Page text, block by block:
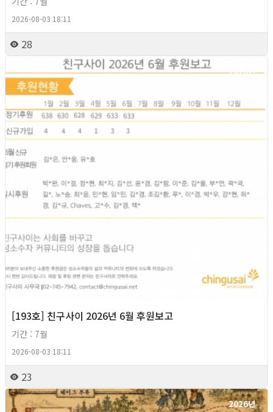
2026-08-03 18:11
28
2026년
[193호] 친구사이 2026년 6월 후원보고
기간 : 7월
2026-08-03 18:11
23
2026년